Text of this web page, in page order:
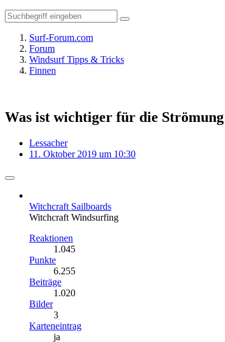
Surf-Forum.com
Forum
Windsurf Tipps & Tricks
Finnen
Was ist wichtiger für die
Lessacher
11. Oktober 2019 um 10:30
Witchcraft Sailboards
​Witchcraft Windsurfing
Reaktionen
1.045
Punkte
6.255
Beiträge
1.020
Bilder
3
Karteneintrag
ja